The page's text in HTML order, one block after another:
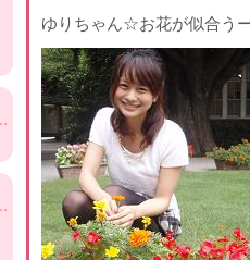
ゆりちゃん☆お花が似合う